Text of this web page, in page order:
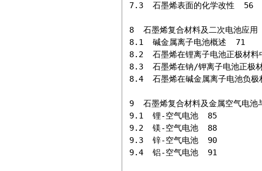
7.3  石墨烯表面的化学改性  56
8  石墨烯复合材料及二次电池应
8.1  碱金属离子电池概述  71
8.2  石墨烯在锂离子电池正极材
8.3  石墨烯在钠/钾离子电池正极
8.4  石墨烯在碱金属离子电池负
9  石墨烯复合材料及金属空气电
9.1  锂-空气电池  85
9.2  镁-空气电池  88
9.3  锌-空气电池  90
9.4  铝-空气电池  91